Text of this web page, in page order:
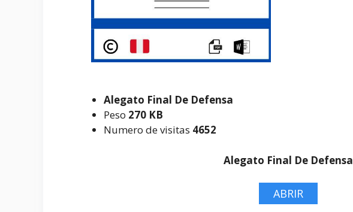
Alegato Final De Defensa
Peso 270 KB
Numero de visitas 4652
Alegato Final De Defensa
ABRIR